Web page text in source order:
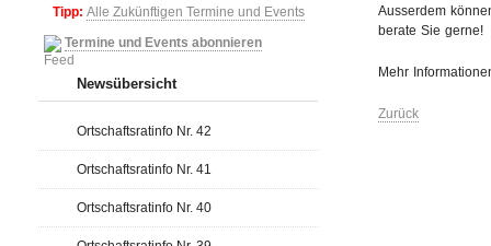
Tipp: Alle Zukünftigen Termine und Events
Termine und Events abonnieren
Newsübersicht
Ortschaftsratinfo Nr. 42
Ortschaftsratinfo Nr. 41
Ortschaftsratinfo Nr. 40
Ausserdem
berate Sie gerne!
Mehr
Zurück